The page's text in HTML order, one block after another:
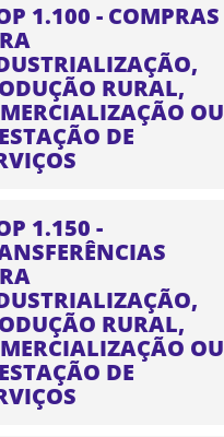
1.100 - COMPRAS
RURAL,
OU
DE
1.150 -
RURAL,
OU
DE